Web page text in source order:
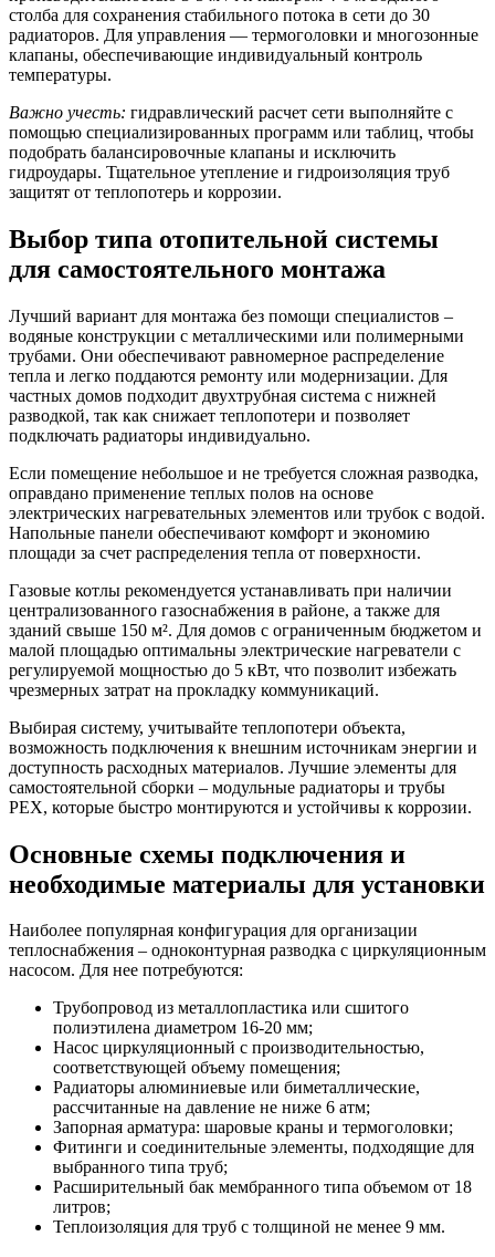
столба для сохранения стабильного потока в сети до 30
радиаторов. Для управления — термоголовки и многозонные
клапаны, обеспечивающие индивидуальный контроль
температуры.
Важно учесть: гидравлический расчет сети выполняйте с
помощью специализированных программ или таблиц, чтобы
подобрать балансировочные клапаны и исключить
гидроудары. Тщательное утепление и гидроизоляция труб
защитят от теплопотерь и коррозии.
Выбор типа отопительной системы
для самостоятельного монтажа
Лучший вариант для монтажа без помощи специалистов –
водяные конструкции с металлическими или полимерными
трубами. Они обеспечивают равномерное распределение
тепла и легко поддаются ремонту или модернизации. Для
частных домов подходит двухтрубная система с нижней
разводкой, так как снижает теплопотери и позволяет
подключать радиаторы индивидуально.
Если помещение небольшое и не требуется сложная разводка,
оправдано применение теплых полов на основе
электрических нагревательных элементов или трубок с водой.
Напольные панели обеспечивают комфорт и экономию
площади за счет распределения тепла от поверхности.
Газовые котлы рекомендуется устанавливать при наличии
централизованного газоснабжения в районе, а также для
зданий свыше 150 м². Для домов с ограниченным бюджетом и
малой площадью оптимальны электрические нагреватели с
регулируемой мощностью до 5 кВт, что позволит избежать
чрезмерных затрат на прокладку коммуникаций.
Выбирая систему, учитывайте теплопотери объекта,
возможность подключения к внешним источникам энергии и
доступность расходных материалов. Лучшие элементы для
самостоятельной сборки – модульные радиаторы и трубы
PEX, которые быстро монтируются и устойчивы к коррозии.
Основные схемы подключения и
необходимые материалы для установки
Наиболее популярная конфигурация для организации
теплоснабжения – одноконтурная разводка с циркуляционным
насосом. Для нее потребуются:
Трубопровод из металлопластика или сшитого
полиэтилена диаметром 16-20 мм;
Насос циркуляционный с производительностью,
соответствующей объему помещения;
Радиаторы алюминиевые или биметаллические,
рассчитанные на давление не ниже 6 атм;
Запорная арматура: шаровые краны и термоголовки;
Фитинги и соединительные элементы, подходящие для
выбранного типа труб;
Расширительный бак мембранного типа объемом от 18
литров;
Теплоизоляция для труб с толщиной не менее 9 мм.